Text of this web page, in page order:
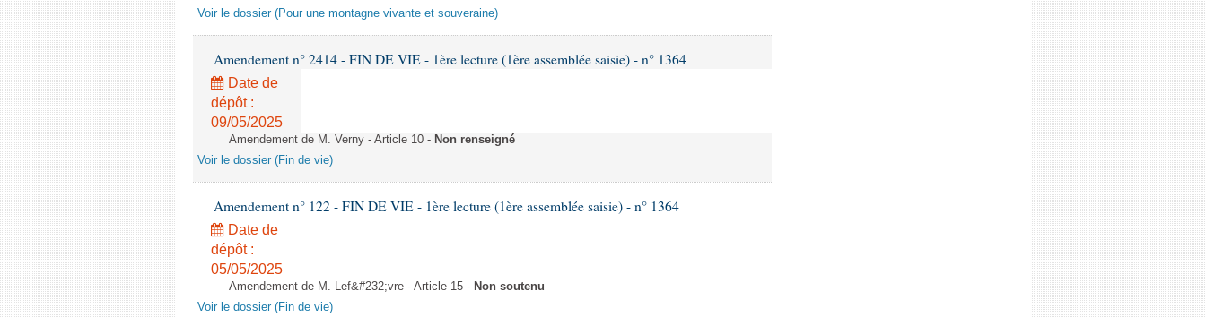
Voir le dossier (Pour une montagne vivante et souveraine)
Amendement n° 2414 - FIN DE VIE - 1ère lecture (1ère assemblée saisie) - n° 1364
Date de
dépôt :
09/05/2025
Amendement de M. Verny - Article 10 - Non renseigné
Voir le dossier (Fin de vie)
Amendement n° 122 - FIN DE VIE - 1ère lecture (1ère assemblée saisie) - n° 1364
Date de
dépôt :
05/05/2025
Amendement de M. Lef&#232;vre - Article 15 - Non soutenu
Voir le dossier (Fin de vie)